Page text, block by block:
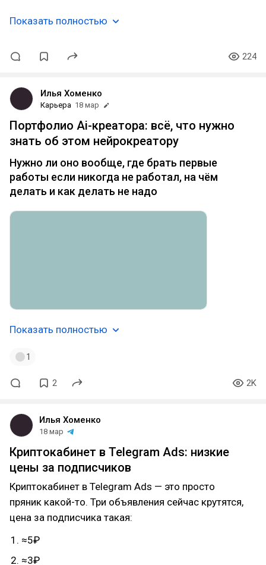
Показать полностью
224
Илья Хоменко
Карьера 18 мар
Портфолио Ai-креатора: всё, что нужно
знать об этом нейрокреатору
Нужно ли оно вообще, где брать первые
работы если никогда не работал, на чём
делать и как делать не надо
Показать полностью
1
2 2K
Илья Хоменко
18 мар
Криптокабинет в Telegram Ads: низкие
цены за подписчиков
Криптокабинет в Telegram Ads — это просто
пряник какой-то. Три объявления сейчас крутятся,
цена за подписчика такая:
≈5₽
≈3₽